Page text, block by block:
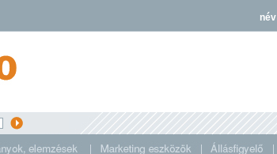
név